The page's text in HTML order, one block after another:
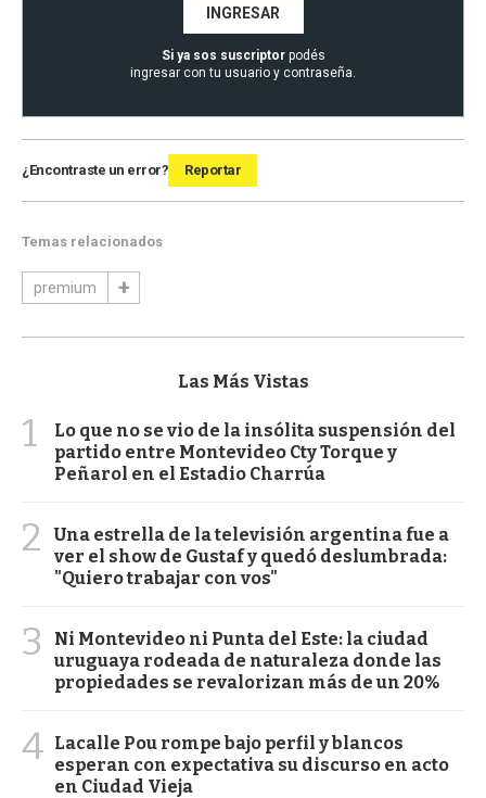
INGRESAR
Si ya sos suscriptorpodés
ingresar con tu usuario y contraseña.
¿Encontraste un error? Reportar
Temas relacionados
premium
Las Más Vistas
1
Lo que no se vio de la insólita suspensión del
partido entre Montevideo Cty Torque y
Peñarol en el Estadio Charrúa
2
Una estrella de la televisión argentina fue a
ver el show de Gustaf y quedó deslumbrada:
"Quiero trabajar con vos"
3
Ni Montevideo ni Punta del Este: la ciudad
uruguaya rodeada de naturaleza donde las
propiedades se revalorizan más de un 20%
4 Lacalle Pou rompe bajo perfil y blancos
esperan con expectativa su discurso en acto
en Ciudad Vieja